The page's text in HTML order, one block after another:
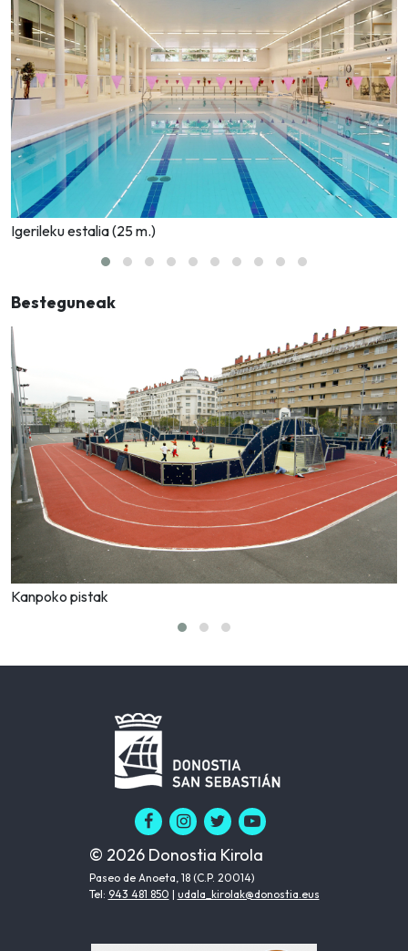
Igerileku estalia (25 m.)
Besteguneak
Kanpoko pistak
© 2026 Donostia Kirola
Paseo de Anoeta, 18 (C.P. 20014)
Tel: 943 481 850 | udala_kirolak@donostia.eus